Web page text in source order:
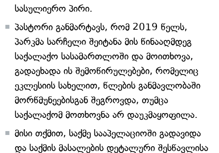
სასულიერო პირი.
პასტორი განმარტავს, რომ 2019 წელს,
პარკმა სარჩელი შეიტანა მის წინააღმდეგ
საქალაქო სასამართლოში და მოითხოვა,
გადაეხადა ის შემოწირულებები, რომელიც
ეკლესიის სახელით, წლების განმავლობაში
მორწმუნეებისგან შეგროვდა, თუმცა
საქალაქომ მოთხოვნა არ დაუკმაყოფილა.
მისი თქმით, საქმე სააპელაციოში გადავიდა
და საქმის მასალების დეტალური შესწავლისა